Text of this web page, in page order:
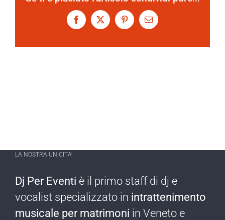
Facebook
X PinterestEmail
LA NOSTRA UNICITA’
Dj Per Eventi è il primo staff di dj e
vocalist specializzato in intrattenimento
musicale per matrimoni in Veneto e